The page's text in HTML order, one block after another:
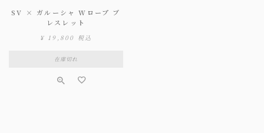
SV × ガルーシャ Wロープ ブ
レスレット
¥ 19,800 税込
在庫切れ